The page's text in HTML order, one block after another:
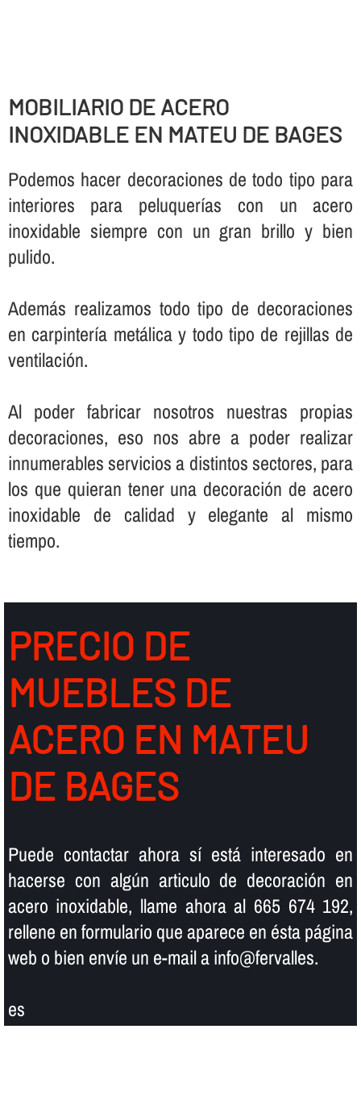
MOBILIARIO DE ACERO
INOXIDABLE EN MATEU DE BAGES
Podemos hacer decoraciones de todo tipo para
interiores para peluquerí­as con un acero
inoxidable siempre con un gran brillo y bien
pulido.
Además realizamos todo tipo de decoraciones
en carpinterí­a metálica y todo tipo de rejillas de
ventilación.
Al poder fabricar nosotros nuestras propias
decoraciones, eso nos abre a poder realizar
innumerables servicios a distintos sectores, para
los que quieran tener una decoración de acero
inoxidable de calidad y elegante al mismo
tiempo.
PRECIO DE
MUEBLES DE
ACERO EN MATEU
DE BAGES
Puede contactar ahora sí­ está interesado en
hacerse con algún articulo de decoración en
acero inoxidable, llame ahora al 665 674 192,
rellene en formulario que aparece en ésta página
web o bien enví­e un e-mail a info@fervalles.
es